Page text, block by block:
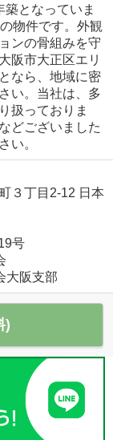
となっていま
物件です。外観
ンの骨組みを守
阪市大正区エリ
なら、地域に密
い。当社は、多
扱っておりま
どございました
い。
３丁目2-12 日本
号
大阪支部
)